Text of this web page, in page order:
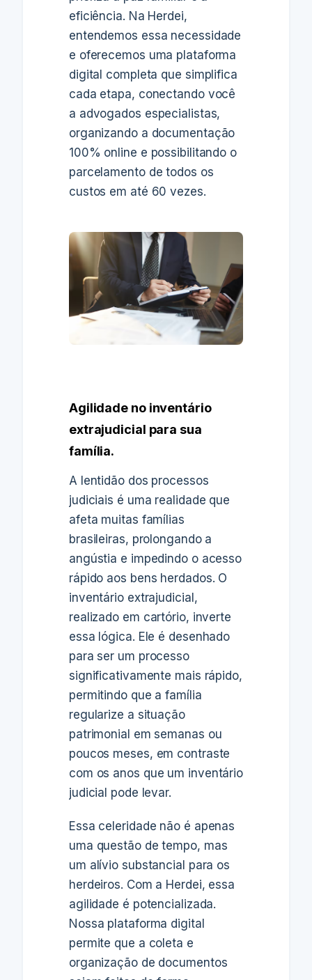
eficiência. Na Herdei,
entendemos essa necessidade
e oferecemos uma plataforma
digital completa que simplifica
cada etapa, conectando você
a advogados especialistas,
organizando a documentação
100% online e possibilitando o
parcelamento de todos os
custos em até 60 vezes.
Agilidade no inventário
extrajudicial para sua
família.
A lentidão dos processos
judiciais é uma realidade que
afeta muitas famílias
brasileiras, prolongando a
angústia e impedindo o acesso
rápido aos bens herdados. O
inventário extrajudicial,
realizado em cartório, inverte
essa lógica. Ele é desenhado
para ser um processo
significativamente mais rápido,
permitindo que a família
regularize a situação
patrimonial em semanas ou
poucos meses, em contraste
com os anos que um inventário
judicial pode levar.
Essa celeridade não é apenas
uma questão de tempo, mas
um alívio substancial para os
herdeiros. Com a Herdei, essa
agilidade é potencializada.
Nossa plataforma digital
permite que a coleta e
organização de documentos